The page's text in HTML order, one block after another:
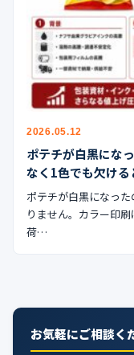
梱包資材
イラン情勢まとめ
公式ブログ
2026.05.12
ポテチが白黒にな
なく1色でも欠け
ポテチが白黒になっ
りません。カラー印
荷…
お気軽にご相談く